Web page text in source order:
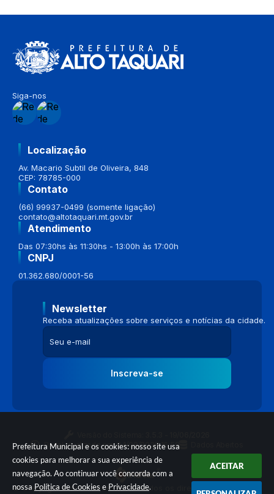
Prefeitura Municipal e os cookies: nosso site usa
cookies para melhorar a sua experiência de
navegação. Ao continuar você concorda com a
nossa Política de Cookies e Privacidade.
ACEITAR
Siga-nos
Localização
Av. Macario Subtil de Oliveira, 848
CEP: 78785-000
Contato
(66) 99937-0499 (somente ligação)
contato@altotaquari.mt.gov.br
Atendimento
Das 07:30hs às 11:30hs - 13:00h às 17:00h
CNPJ
01.362.680/0001-56
Newsletter
Receba atualizações sobre serviços e notícias da cidade.
Inscreva-se
Portal atualizado em:04/08/2026 16:58
© Copyright Instar - 2006-2026. Todos os direitos reservados -